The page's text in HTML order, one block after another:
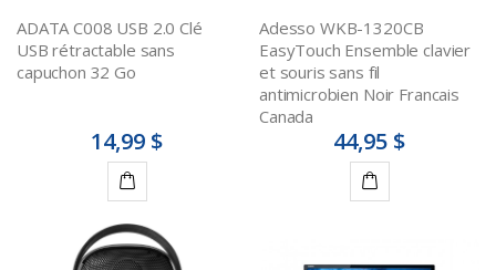
ADATA C008 USB 2.0 Clé
USB rétractable sans
capuchon 32 Go
14,99 $
au
Adesso WKB-1320CB
EasyTouch Ensemble clavier
et souris sans fil
antimicrobien Noir Francais
Canada
44,95 $